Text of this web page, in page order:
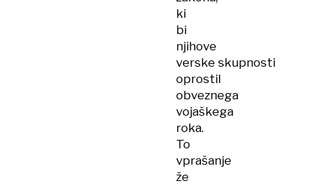
ki
bi
njihove
verske skupnosti
oprostil
obveznega
vojaškega
roka.
To
vprašanje
že